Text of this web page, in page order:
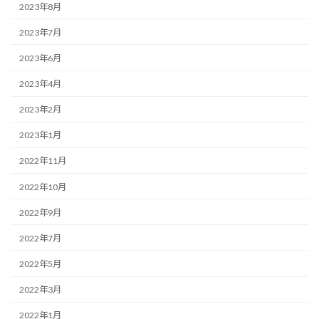
2023年8月
2023年7月
2023年6月
2023年4月
2023年2月
2023年1月
2022年11月
2022年10月
2022年9月
2022年7月
2022年5月
2022年3月
2022年1月